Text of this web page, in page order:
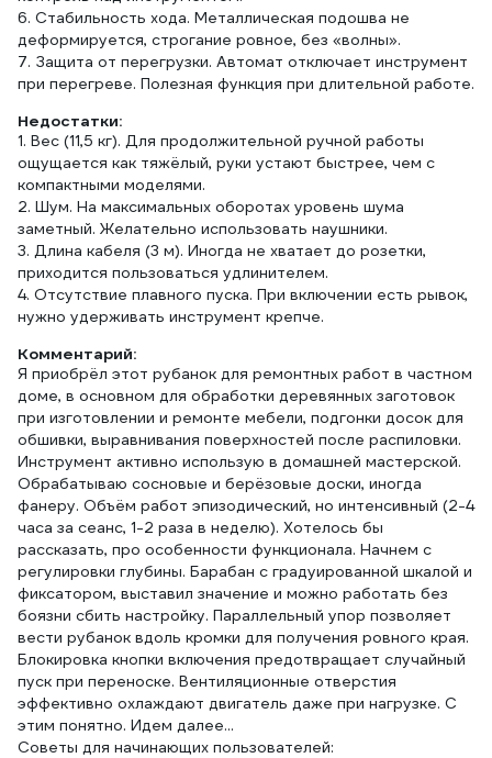
6. Стабильность хода. Металлическая подошва не
деформируется, строгание ровное, без «волны».
7. Защита от перегрузки. Автомат отключает инструмент
при перегреве. Полезная функция при длительной работе.
Недостатки:
1. Вес (11,5 кг). Для продолжительной ручной работы
ощущается как тяжёлый, руки устают быстрее, чем с
компактными моделями.
2. Шум. На максимальных оборотах уровень шума
заметный. Желательно использовать наушники.
3. Длина кабеля (3 м). Иногда не хватает до розетки,
приходится пользоваться удлинителем.
4. Отсутствие плавного пуска. При включении есть рывок,
нужно удерживать инструмент крепче.
Комментарий:
Я приобрёл этот рубанок для ремонтных работ в частном
доме, в основном для обработки деревянных заготовок
при изготовлении и ремонте мебели, подгонки досок для
обшивки, выравнивания поверхностей после распиловки.
Инструмент активно использую в домашней мастерской.
Обрабатываю сосновые и берёзовые доски, иногда
фанеру. Объём работ эпизодический, но интенсивный (2-4
часа за сеанс, 1-2 раза в неделю). Хотелось бы
рассказать, про особенности функционала. Начнем с
регулировки глубины. Барабан с градуированной шкалой и
фиксатором, выставил значение и можно работать без
боязни сбить настройку. Параллельный упор позволяет
вести рубанок вдоль кромки для получения ровного края.
Блокировка кнопки включения предотвращает случайный
пуск при переноске. Вентиляционные отверстия
эффективно охлаждают двигатель даже при нагрузке. С
этим понятно. Идем далее...
Советы для начинающих пользователей: